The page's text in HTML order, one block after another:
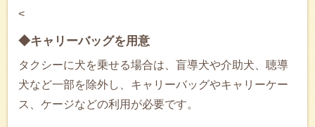
<
◆キャリーバッグを用意
タクシーに犬を乗せる場合は、盲導犬や介助犬、聴導
犬など一部を除外し、キャリーバッグやキャリーケー
ス、ケージなどの利用が必要です。